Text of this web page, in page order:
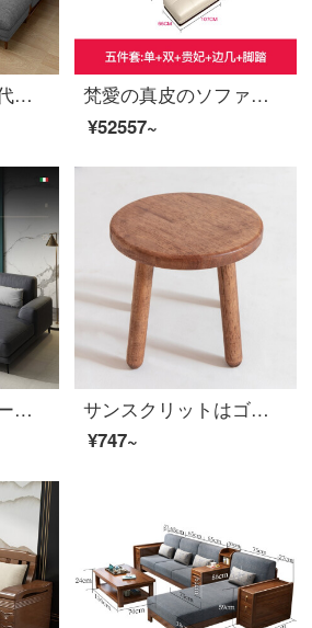
梵愛ソファ北欧現代簡単ダウンジャケット布芸ソファラテックスソファの木製フレームワークのソファリビングルームの家具セットダブルスペース+シングルアームの色備考
梵愛の真皮のソファー現代簡単な頭の階の牛革のソファーの大きさの戸型の客間の家具のアップグレード版-双+単+辺+貴妃+足の実木のフレーム-本革のソファー
¥52557~
梵愛真皮のソファーヘッドの牛革の組み合わせはイタリア式の軽い贅沢な小戸形北欧の皮の芸術のソファーの家具の本革のラテックスのスポンジの席が包んでいます。
サンスクリットはゴムの木の小さい腰掛けの原木の色の新しい中国式の靴の腰掛けを交換します。
¥747~